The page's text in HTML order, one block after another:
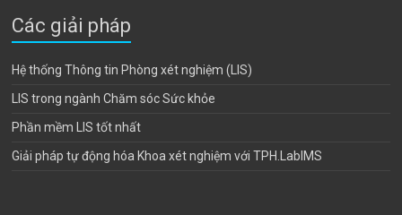
Các giải pháp
Hệ thống Thông tin Phòng xét nghiệm (LIS)
LIS trong ngành Chăm sóc Sức khỏe
Phần mềm LIS tốt nhất
Giải pháp tự động hóa Khoa xét nghiệm với TPH.LabIMS